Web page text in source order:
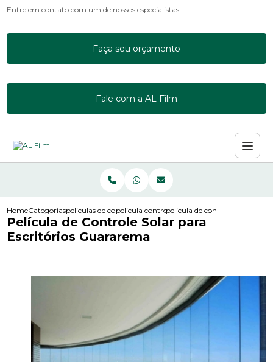
Entre em contato com um de nossos especialistas!
Faça seu orçamento
Fale com a AL Film
HomeCategoriaspeliculas de controle solarpelicula controle solar incolor
pelicula de controle solar
Película de Controle Solar para
Escritórios Guararema